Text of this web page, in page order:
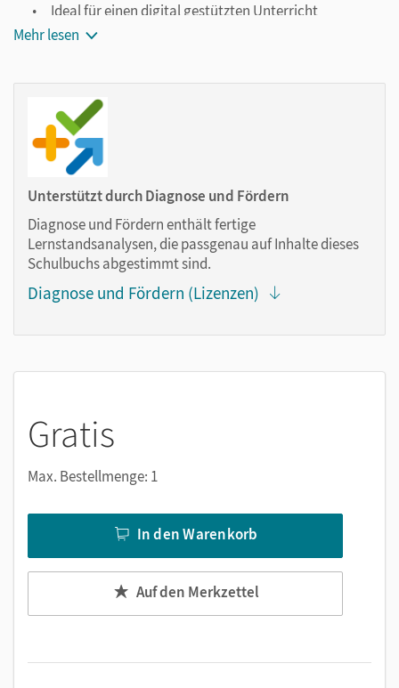
Ideal für einen digital gestützten Unterricht
Notiz- und Markierungsmöglichkeit
Viele digitale Funktionen unterstützen das Lehren und
Lernen:
Notizen erstellen
Markierungen setzen
Lesezeichen hinzufügen
Suchen im Text
Mehr lesen
Unterstützt durch Diagnose und Fördern
Diagnose und Fördern enthält fertige
Lernstandsanalysen, die passgenau auf Inhalte dieses
Schulbuchs abgestimmt sind.
Diagnose und Fördern (Lizenzen)
Gratis
Max. Bestellmenge: 1
In den Warenkorb
Auf den Merkzettel